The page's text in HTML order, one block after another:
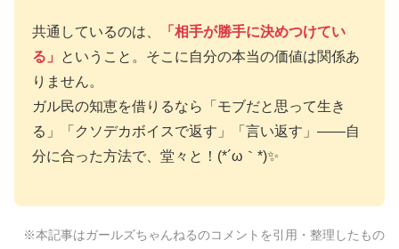
共通しているのは、
「相手が勝手に決めつけてい
る」
ということ。そこに自分の本当の価値は関係あ
りません。
ガル民の知恵を借りるなら「モブだと思って生き
る」「クソデカボイスで返す」「言い返す」——自
分に合った方法で、堂々と！(*´ω｀*)✨
※本記事はガールズちゃんねるのコメントを引用・整理したもの